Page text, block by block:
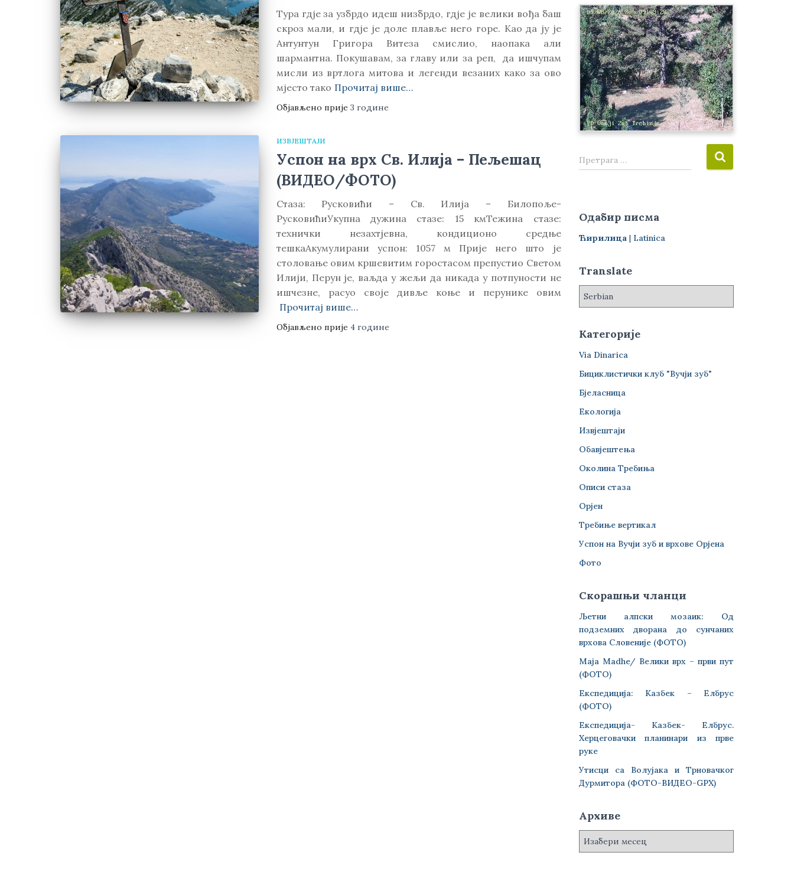
Тура гдје за узбрдо идеш низбрдо, гдје је велики вођа баш
скроз мали, и гдје је доле плавље него горе. Као да ју је
Антунтун Григора Витеза смислио, наопака али
шармантна. Покушавам, за главу или за реп, да ишчупам
мисли из вртлога митова и легенди везаних како за ово
мјесто тако Прочитај више…
Објављено прије 3 године
ИЗВЈЕШТАЈИ
Успон на врх Св. Илија – Пељешац
(ВИДЕО/ФОТО)
Стаза: Русковићи – Св. Илија – Билопоље-
РусковићиУкупна дужина стазе: 15 кмТежина стазе:
технички незахтјевна, кондиционо средње
тешкаАкумулирани успон: 1057 м Прије него што је
столовање овим кршевитим горостасом препустио Светом
Илији, Перун је, ваљда у жељи да никада у потпуности не
ишчезне, расуо своје дивље коње и перунике овим
Прочитај више…
Објављено прије 4 године
П
р
а
г
а
:
Претрага …
Одабир писма
Ћирилица | Latinica
Translate
Категорије
Via Dinarica
Бициклистички клуб "Вучји зуб"
Бјеласница
Екологија
Извјештаји
Обавјештења
Околина Требиња
Описи стаза
Орјен
Требиње вертикал
Успон на Вучји зуб и врхове Орјена
Фото
Скорашњи чланци
Љетни алпски мозаик: Од
подземних дворана до сунчаних
врхова Словеније (ФОТО)
Maja Madhe/ Велики врх – први пут
(ФОТО)
Експедиција: Казбек – Елбрус
(ФОТО)
Експедиција- Казбек- Елбрус.
Херцеговачки планинари из прве
руке
Утисци са Волујака и Трновачког
Дурмитора (ФОТО-ВИДЕО-GPX)
Архиве